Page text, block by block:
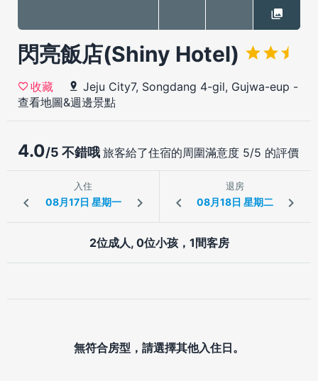
閃亮飯店(Shiny Hotel)
收藏 Jeju City7, Songdang 4-gil, Gujwa-eup -
查看地圖&週邊景點
4.0/5 不錯哦 旅客給了住宿的周圍滿意度 5/5 的評價
入住 退房
2位成人, 0位小孩，1間客房
無符合房型，請選擇其他入住日。